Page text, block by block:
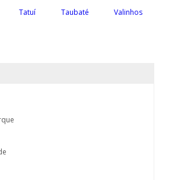
Tatuí Taubaté Valinhos